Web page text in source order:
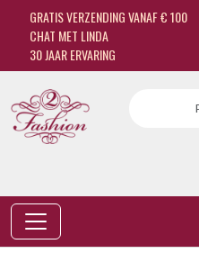
GRATIS VERZENDING VANAF € 100
CHAT MET LINDA
30 JAAR ERVARING